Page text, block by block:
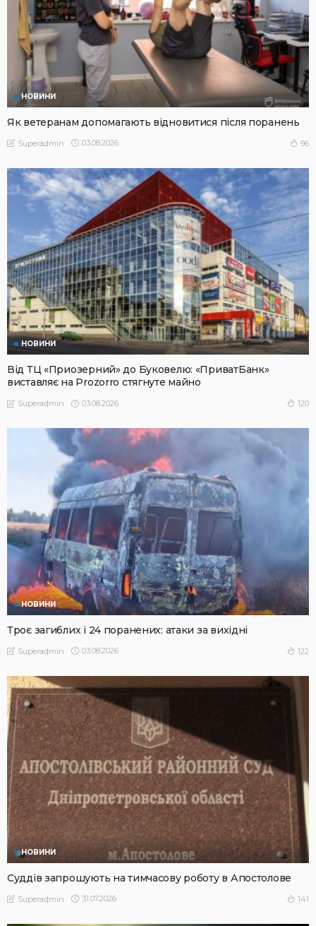
НОВИНИ
Як ветеранам допомагають відновитися після поранень
Superadmin 03.08.2026 96
НОВИНИ
Від ТЦ «Приозерний» до Буковелю: «ПриватБанк»
виставляє на Prozorro стягнуте майно
Superadmin 03.08.2026 120
НОВИНИ
Троє загиблих і 24 поранених: атаки за вихідні
Superadmin 03.08.2026 122
НОВИНИ
Суддів запрошують на тимчасову роботу в Апостолове
Superadmin 31.07.2026 141